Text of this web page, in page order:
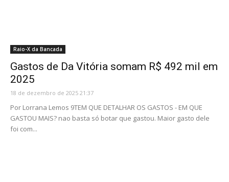
Raio-X da Bancada
Gastos de Da Vitória somam R$ 492 mil em
2025
18 de dezembro de 2025 21:37
Por Lorrana Lemos 9TEM QUE DETALHAR OS GASTOS - EM QUE
GASTOU MAIS? nao basta só botar que gastou. Maior gasto dele
foi com...